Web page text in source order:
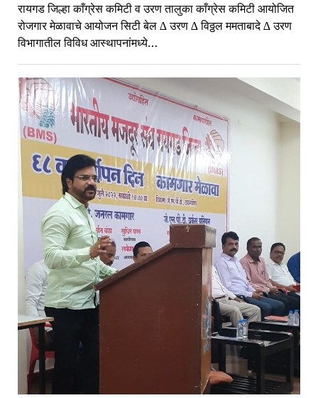
रायगड जिल्हा काँग्रेस कमिटी व उरण तालुका काँग्रेस कमिटी आयोजित
रोजगार मेळावाचे आयोजन सिटी बेल ∆ उरण ∆ विठ्ठल ममताबादे ∆ उरण
विभागातील विविध आस्थापनांमध्ये…